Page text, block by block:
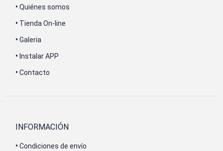
• Quiénes somos
• Tienda On-line
• Galeria
• Instalar APP
• Contacto
INFORMACIÓN
• Condiciones de envío